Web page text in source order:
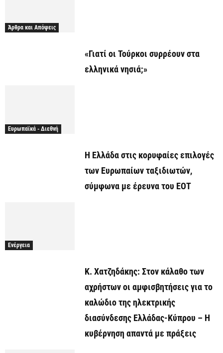
Άρθρα και Απόψεις
«Γιατί οι Τούρκοι συρρέουν στα
ελληνικά νησιά;»
Ευρωπαϊκά - Διεθνή
Η Ελλάδα στις κορυφαίες επιλογές
των Ευρωπαίων ταξιδιωτών,
σύμφωνα με έρευνα του ΕΟΤ
Ενέργεια
Κ. Χατζηδάκης: Στον κάλαθο των
αχρήστων οι αμφισβητήσεις για το
καλώδιο της ηλεκτρικής
διασύνδεσης Ελλάδας-Κύπρου – Η
κυβέρνηση απαντά με πράξεις